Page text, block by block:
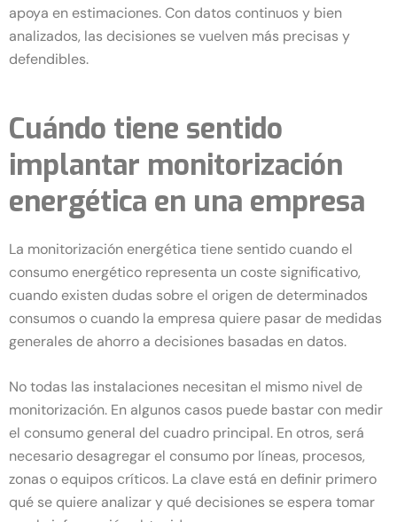
apoya en estimaciones. Con datos continuos y bien
analizados, las decisiones se vuelven más precisas y
defendibles.
Cuándo tiene sentido
implantar monitorización
energética en una empresa
La monitorización energética tiene sentido cuando el
consumo energético representa un coste significativo,
cuando existen dudas sobre el origen de determinados
consumos o cuando la empresa quiere pasar de medidas
generales de ahorro a decisiones basadas en datos.
No todas las instalaciones necesitan el mismo nivel de
monitorización. En algunos casos puede bastar con medir
el consumo general del cuadro principal. En otros, será
necesario desagregar el consumo por líneas, procesos,
zonas o equipos críticos. La clave está en definir primero
qué se quiere analizar y qué decisiones se espera tomar